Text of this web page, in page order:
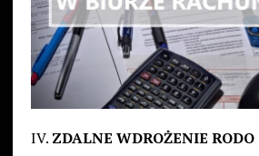
IV. ZDALNE WDROŻENIE RODO